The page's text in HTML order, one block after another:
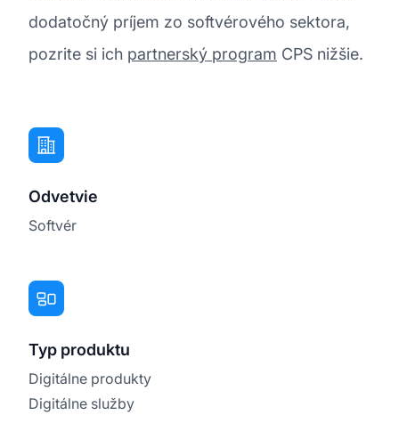
dodatočný príjem zo softvérového sektora,
pozrite si ich partnerský program CPS nižšie.
Odvetvie
Softvér
Typ produktu
Digitálne produkty
Digitálne služby